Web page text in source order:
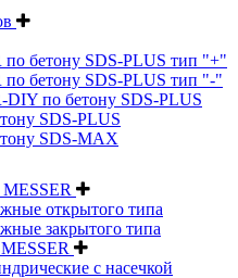
бетону SDS-PLUS тип "+"
бетону SDS-PLUS тип "-"
DIY по бетону SDS-PLUS
SDS-PLUS
SDS-MAX
открытого типа
закрытого типа
с насечкой